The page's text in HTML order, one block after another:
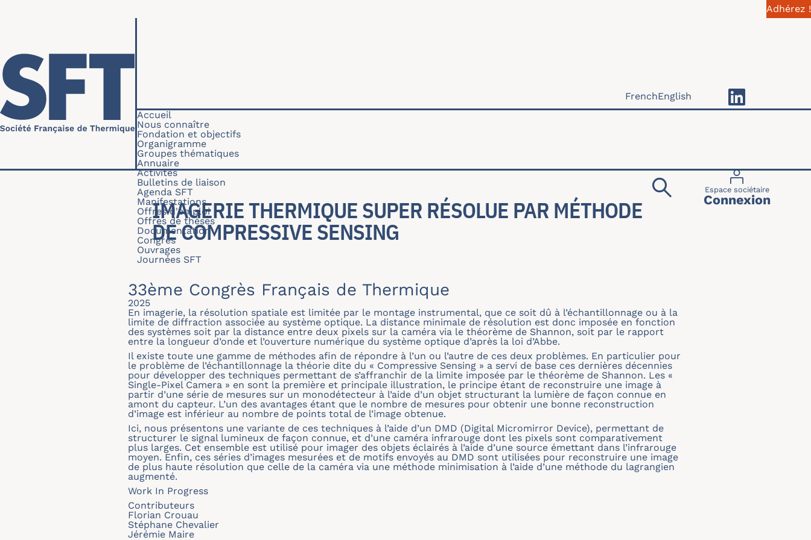
Adhérez !
Navigation principale
Accueil
Nous connaître
Fondation et objectifs
Organigramme
Groupes thématiques
Annuaire
Activités
Bulletins de liaison
Agenda SFT
Manifestations
Offres d'emploi
Offres de thèses
Documentation
Congrès
Ouvrages
Journées SFT
Menu du
Espace sociétaire
Connexion
FrenchEnglish
IMAGERIE THERMIQUE SUPER RÉSOLUE PAR MÉTHODE
DE COMPRESSIVE SENSING
33ème Congrès Français de Thermique
2025
En imagerie, la résolution spatiale est limitée par le montage instrumental, que ce soit dû à l’échantillonnage ou à la
limite de diffraction associée au système optique. La distance minimale de résolution est donc imposée en fonction
des systèmes soit par la distance entre deux pixels sur la caméra via le théorème de Shannon, soit par le rapport
entre la longueur d’onde et l’ouverture numérique du système optique d’après la loi d’Abbe.
Il existe toute une gamme de méthodes afin de répondre à l’un ou l’autre de ces deux problèmes. En particulier pour
le problème de l’échantillonnage la théorie dite du « Compressive Sensing » a servi de base ces dernières décennies
pour développer des techniques permettant de s’affranchir de la limite imposée par le théorème de Shannon. Les «
Single-Pixel Camera » en sont la première et principale illustration, le principe étant de reconstruire une image à
partir d’une série de mesures sur un monodétecteur à l’aide d’un objet structurant la lumière de façon connue en
amont du capteur. L’un des avantages étant que le nombre de mesures pour obtenir une bonne reconstruction
d’image est inférieur au nombre de points total de l’image obtenue.
Ici, nous présentons une variante de ces techniques à l’aide d’un DMD (Digital Micromirror Device), permettant de
structurer le signal lumineux de façon connue, et d’une caméra infrarouge dont les pixels sont comparativement
plus larges. Cet ensemble est utilisé pour imager des objets éclairés à l’aide d’une source émettant dans l’infrarouge
moyen. Enfin, ces séries d’images mesurées et de motifs envoyés au DMD sont utilisées pour reconstruire une image
de plus haute résolution que celle de la caméra via une méthode minimisation à l’aide d’une méthode du lagrangien
augmenté.
Work In Progress
Contributeurs
Florian Crouau
Stéphane Chevalier
Jérémie Maire